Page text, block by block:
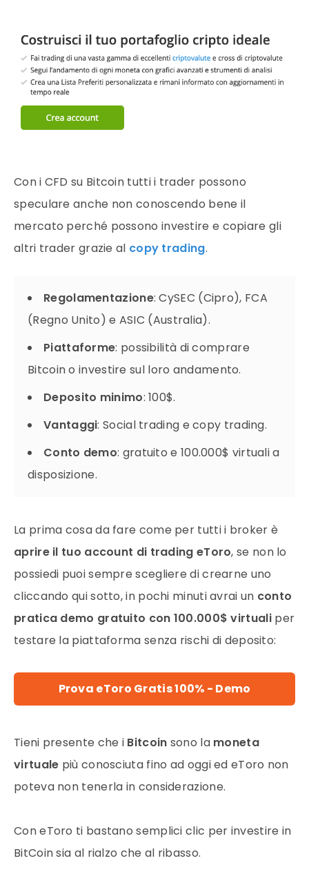
Con i CFD su Bitcoin tutti i trader possono
speculare anche non conoscendo bene il
mercato perché possono investire e copiare gli
altri trader grazie al copy trading.
Regolamentazione: CySEC (Cipro), FCA
(Regno Unito) e ASIC (Australia).
Piattaforme: possibilità di comprare
Bitcoin o investire sul loro andamento.
Deposito minimo: 100$.
Vantaggi: Social trading e copy trading.
Conto demo: gratuito e 100.000$ virtuali a
disposizione.
La prima cosa da fare come per tutti i broker è
aprire il tuo account di trading eToro, se non lo
possiedi puoi sempre scegliere di crearne uno
cliccando qui sotto, in pochi minuti avrai un conto
pratica demo gratuito con 100.000$ virtuali per
testare la piattaforma senza rischi di deposito:
Prova eToro Gratis 100% - Demo
Tieni presente che i Bitcoin sono la moneta
virtuale più conosciuta fino ad oggi edeToro non
poteva non tenerla in considerazione.
ConeToro ti bastano semplici clic per investire in
BitCoinsia al rialzo che al ribasso.